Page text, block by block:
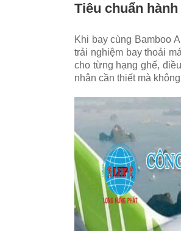
Tiêu chuẩn
Khi bay cùng Bamboo
trải nghiệm bay thoải
cho từng hạng ghế,
nhân cần thiết mà